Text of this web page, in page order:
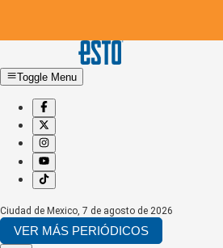
Toggle Menu
Ciudad de Mexico, 7 de agosto de 2026
VER MÁS PERIÓDICOS